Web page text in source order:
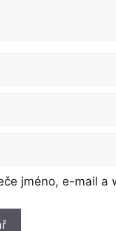
jméno, e-mail a